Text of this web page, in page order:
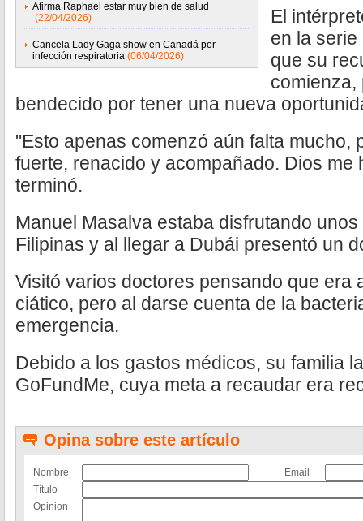
Afirma Raphael estar muy bien de salud
(22/04/2026)
Cancela Lady Gaga show en Canadá por
infección respiratoria (06/04/2026)
El
en la
que su
comienza,
bendecido por tener una nueva
"Esto apenas comenzó aún falta mucho,
fuerte, renacido y acompañado. Dios me
terminó.
Manuel Masalva estaba disfrutando
Filipinas y al llegar a Dubái presentó un
Visitó varios doctores pensando que era
ciático, pero al darse cuenta de la
emergencia.
Debido a los gastos médicos, su familia
GoFundMe, cuya meta a recaudar era
Opina sobre este artículo
Nombre
Email
Título
Opinion